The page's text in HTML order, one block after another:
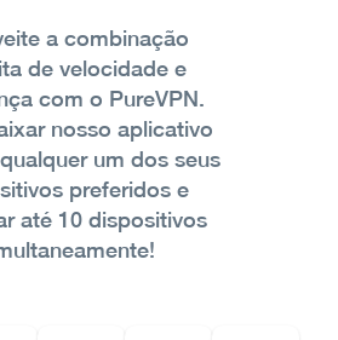
a combinação
de velocidade e
com o PureVPN.
nosso aplicativo
um dos seus
preferidos e
até 10 dispositivos